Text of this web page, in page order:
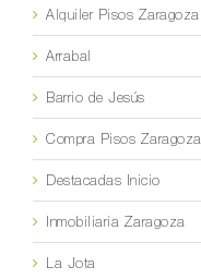
Alquiler Pisos Zaragoza
Arrabal
Barrio de Jesús
Compra Pisos Zaragoza
Destacadas Inicio
Inmobiliaria Zaragoza
La Jota